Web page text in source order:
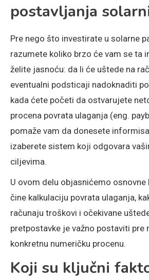
postavljanja
Pre nego što investirate u solarne
razumete koliko brzo će vam se ta
želite jasnoću: da li će uštede na
eventualni podsticaji nadoknaditi
kada ćete početi da ostvarujete
procena povrata ulaganja (eng.
pomaže vam da donesete
izaberete sistem koji odgovara
ciljevima.
U ovom delu objasnićemo
čine kalkulaciju povrata ulaganja,
računaju troškovi i očekivane
pretpostavke je važno postaviti pre
konkretnu numeričku procenu.
Koji su ključni